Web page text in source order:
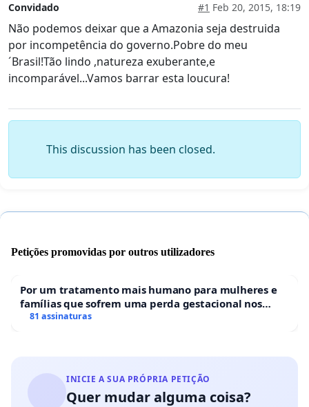
Convidado #1 Feb 20, 2015, 18:19
Não podemos deixar que a Amazonia seja destruida
por incompetência do governo.Pobre do meu
´Brasil!Tão lindo ,natureza exuberante,e
incomparável...Vamos barrar esta loucura!
This discussion has been closed.
Petições promovidas por outros utilizadores
Por um tratamento mais humano para mulheres e
famílias que sofrem uma perda gestacional nos
hospitais portugueses
81 assinaturas
INICIE A SUA PRÓPRIA PETIÇÃO
Quer mudar alguma coisa?